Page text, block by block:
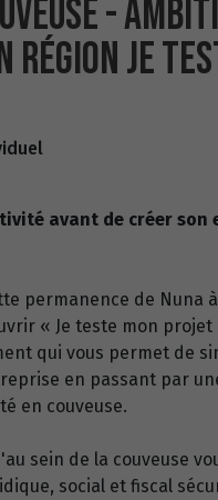
-
RÉGION JE
avant de créer son
permanence de Nuna
« Je teste mon projet
qui vous permet de
en passant par
en couveuse.
sein de la couveuse
social et fiscal